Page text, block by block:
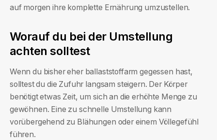
auf morgen ihre komplette Ernährung umzustellen.
Worauf du bei der Umstellung
achten solltest
Wenn du bisher eher ballaststoffarm gegessen hast,
solltest du die Zufuhr langsam steigern. Der Körper
benötigt etwas Zeit, um sich an die erhöhte Menge zu
gewöhnen. Eine zu schnelle Umstellung kann
vorübergehend zu Blähungen oder einem Völlegefühl
führen.